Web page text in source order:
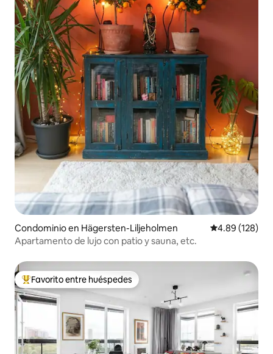
Condominio en Hägersten-Liljeholmen Calificación
4.89 (128)
Apartamento de lujo con patio y sauna, etc.
De los mejores en Favorito entre huéspedes
Favorito entre huéspedes